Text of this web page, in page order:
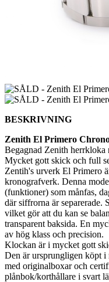
BESKRIVNING
Zenith El Primero
Begagnad Zenith herrkloka
Mycket gott skick och full
Zentih's urverk El Primero
kronografverk. Denna
(funktioner) som månfas,
där siffrorna är separerade.
vilket gör att du kan se
transparent baksida. En
av hög klass och precision.
Klockan är i mycket gott
Den är ursprungligen köpt i
med originalboxar och
plånbok/korthållare i svart